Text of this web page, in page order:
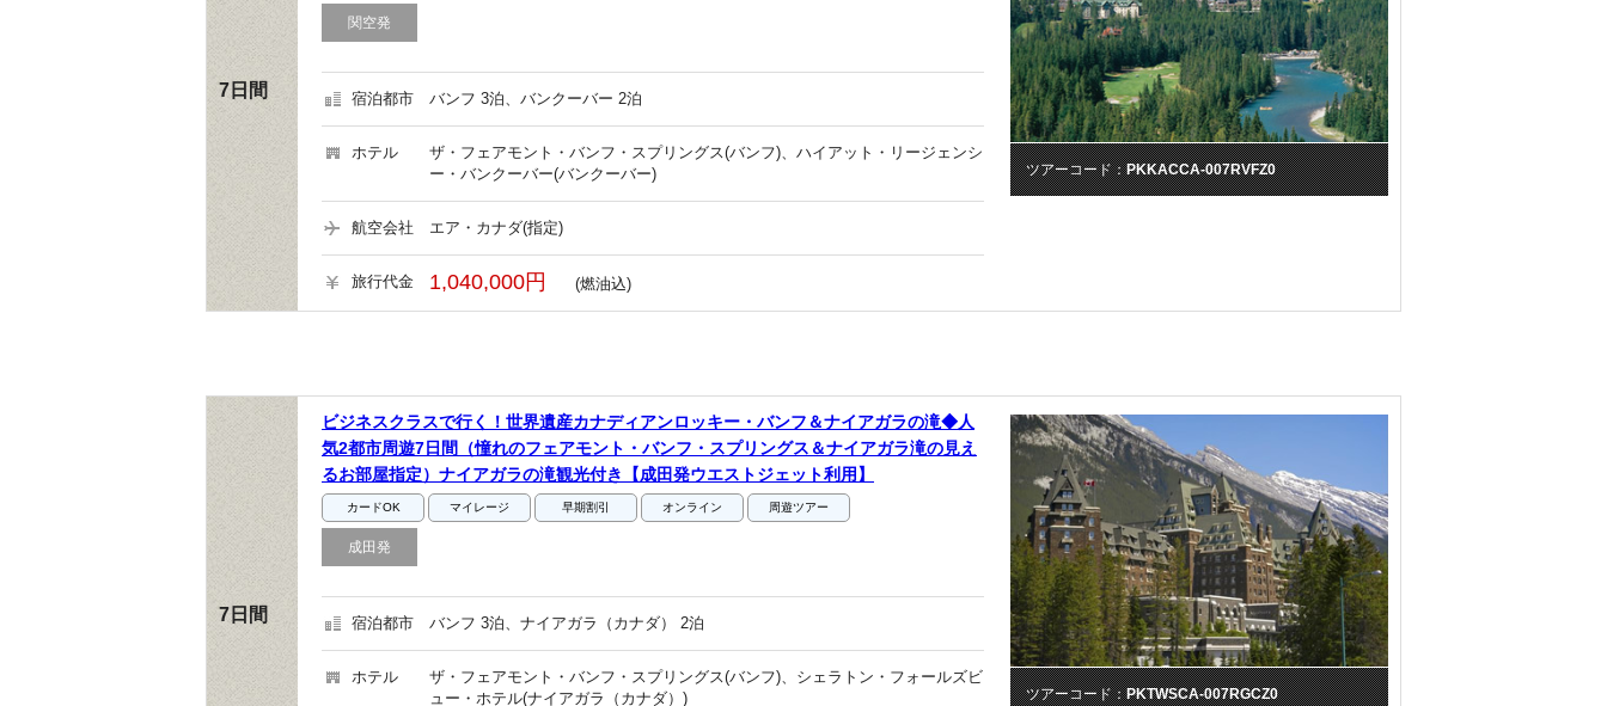
7日間
関空発
宿泊都市 バンフ 3泊、バンクーバー 2泊
ホテル
ザ・フェアモント・バンフ・スプリングス(バンフ)、ハイアット・リージェンシ
ー・バンクーバー(バンクーバー)
航空会社 エア・カナダ(指定)
旅行代金 1,040,000円 (燃油込)
ツアーコード：PKKACCA-007RVFZ0
7日間
ビジネスクラスで行く！世界遺産カナディアンロッキー・バンフ＆ナイアガラの滝◆人
気2都市周遊7日間（憧れのフェアモント・バンフ・スプリングス＆ナイアガラ滝の見え
るお部屋指定）ナイアガラの滝観光付き【成田発ウエストジェット利用】
カードOK マイレージ 早期割引 オンライン 周遊ツアー
成田発
宿泊都市 バンフ 3泊、ナイアガラ（カナダ） 2泊
ホテル
ザ・フェアモント・バンフ・スプリングス(バンフ)、シェラトン・フォールズビ
ュー・ホテル(ナイアガラ（カナダ）)
ツアーコード：PKTWSCA-007RGCZ0